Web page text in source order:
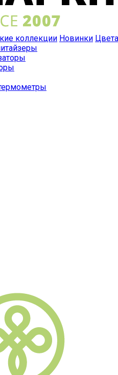
коллекции Новинки Цвета